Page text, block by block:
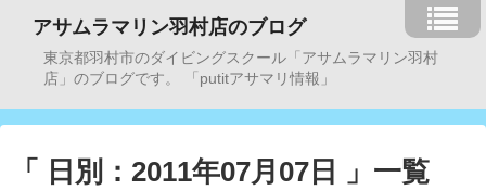
アサムラマリン羽村店のブログ
東京都羽村市のダイビングスクール「アサムラマリン羽村
店」のブログです。 「putitアサマリ情報」
「 日別：2011年07月07日 」一覧